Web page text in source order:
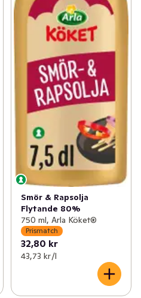
Smör & Rapsolja
Flytande 80%
750 ml, Arla Köket®
Prismatch
32,80 kr
43,73 kr /l